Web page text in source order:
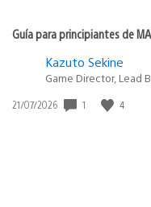
Guía para principiantes de
Kazuto Sekine
Game Director, Lead
Fecha
21/07/2026 1 4